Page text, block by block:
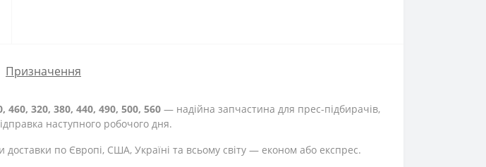
Призначення
320, 380, 440, 490, 500, 560 — надійна запчастина для прес-підбирачів,
наступного робочого дня.
доставки по Європі, США, Україні та всьому світу — економ або експрес.